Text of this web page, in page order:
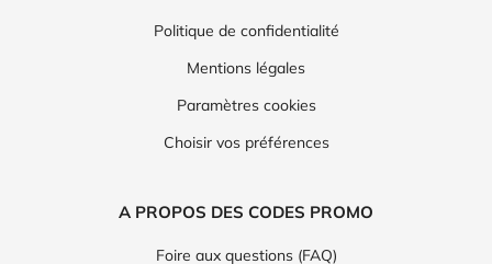
Politique de confidentialité
Mentions légales
Paramètres cookies
Choisir vos préférences
A PROPOS DES CODES PROMO
Foire aux questions (FAQ)